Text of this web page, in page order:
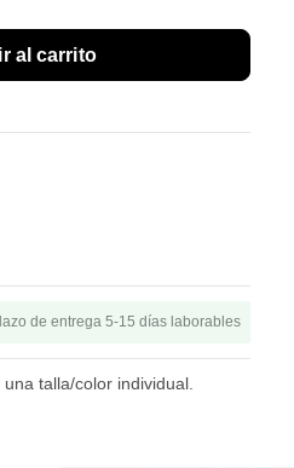
de entrega 5-15 días laborables
talla/color individual.
al carrito